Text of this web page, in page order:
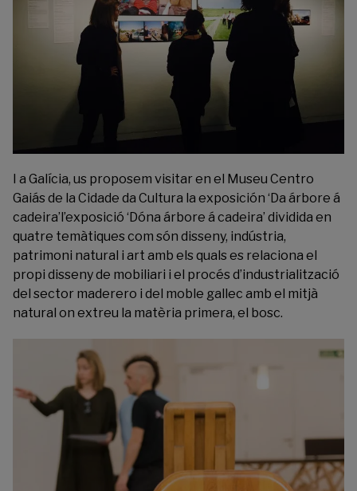
I a Galícia, us proposem visitar en el Museu Centro
Gaiás de la Cidade da Cultura la exposición ‘Da árbore á
cadeira’l’exposició ‘Dóna árbore á cadeira’ dividida en
quatre temàtiques com són disseny, indústria,
patrimoni natural i art amb els quals es relaciona el
propi disseny de mobiliari i el procés d’industrialització
del sector maderero i del moble gallec amb el mitjà
natural on extreu la matèria primera, el bosc.